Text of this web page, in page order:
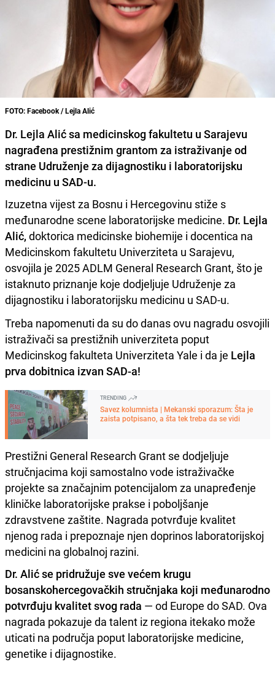
FOTO: Facebook / Lejla Alić
Dr. Lejla Alić sa medicinskog fakultetu u Sarajevu
nagrađena prestižnim grantom za istraživanje od
strane Udruženje za dijagnostiku i laboratorijsku
medicinu u SAD‑u.
Izuzetna vijest za Bosnu i Hercegovinu stiže s
međunarodne scene laboratorijske medicine. Dr. Lejla
Alić, doktorica medicinske biohemije i docentica na
Medicinskom fakultetu Univerziteta u Sarajevu,
osvojila je 2025 ADLM General Research Grant, što je
istaknuto priznanje koje dodjeljuje Udruženje za
dijagnostiku i laboratorijsku medicinu u SAD‑u.
Treba napomenuti da su do danas ovu nagradu osvojili
istraživači sa prestižnih univerziteta poput
Medicinskog fakulteta Univerziteta Yale i da je Lejla
prva dobitnica izvan SAD-a!
TRENDING
Savez kolumnista | Mekanski sporazum: Šta je
zaista potpisano, a šta tek treba da se vidi
Prestižni General Research Grant se dodjeljuje
stručnjacima koji samostalno vode istraživačke
projekte sa značajnim potencijalom za unapređenje
kliničke laboratorijske prakse i poboljšanje
zdravstvene zaštite. Nagrada potvrđuje kvalitet
njenog rada i prepoznaje njen doprinos laboratorijskoj
medicini na globalnoj razini.
Dr. Alić se pridružuje sve većem krugu
bosanskohercegovačkih stručnjaka koji međunarodno
potvrđuju kvalitet svog rada — od Europe do SAD. Ova
nagrada pokazuje da talent iz regiona itekako može
uticati na područja poput laboratorijske medicine,
genetike i dijagnostike.